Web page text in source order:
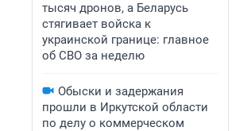
тысяч дронов, а Беларусь
стягивает войска к
украинской границе: главное
об СВО за неделю
Обыски и задержания
прошли в Иркутской области
по делу о коммерческом